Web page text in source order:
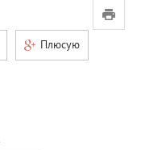
Плюсую